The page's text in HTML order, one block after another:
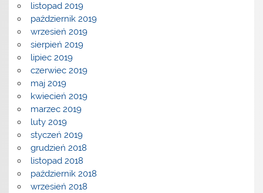
listopad 2019
październik 2019
wrzesień 2019
sierpień 2019
lipiec 2019
czerwiec 2019
maj 2019
kwiecień 2019
marzec 2019
luty 2019
styczeń 2019
grudzień 2018
listopad 2018
październik 2018
wrzesień 2018